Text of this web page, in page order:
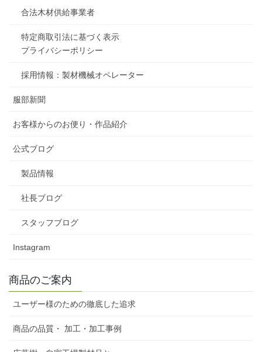
合法木材供給事業者
特定商取引法に基づく表示
プライバシーポリシー
採用情報：製材機械オペレーター
服部新聞
お客様からのお便り・作品紹介
公式ブログ
製品情報
社長ブログ
スタッフブログ
Instagram
商品のご案内
ユーザー様のための徹底した追求
商品の品質・ 加工・加工事例